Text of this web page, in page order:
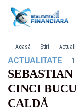
Acasă Știri
ACTUALITATE·
CINCI
CALDĂ